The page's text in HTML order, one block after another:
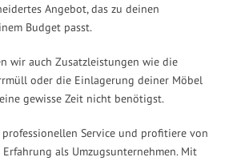
Angebot, das zu deinen
Budget passt.
wir auch Zusatzleistungen wie die
oder die Einlagerung deiner Möbel
gewisse Zeit nicht benötigst.
Service und profitiere von
als Umzugsunternehmen. Mit